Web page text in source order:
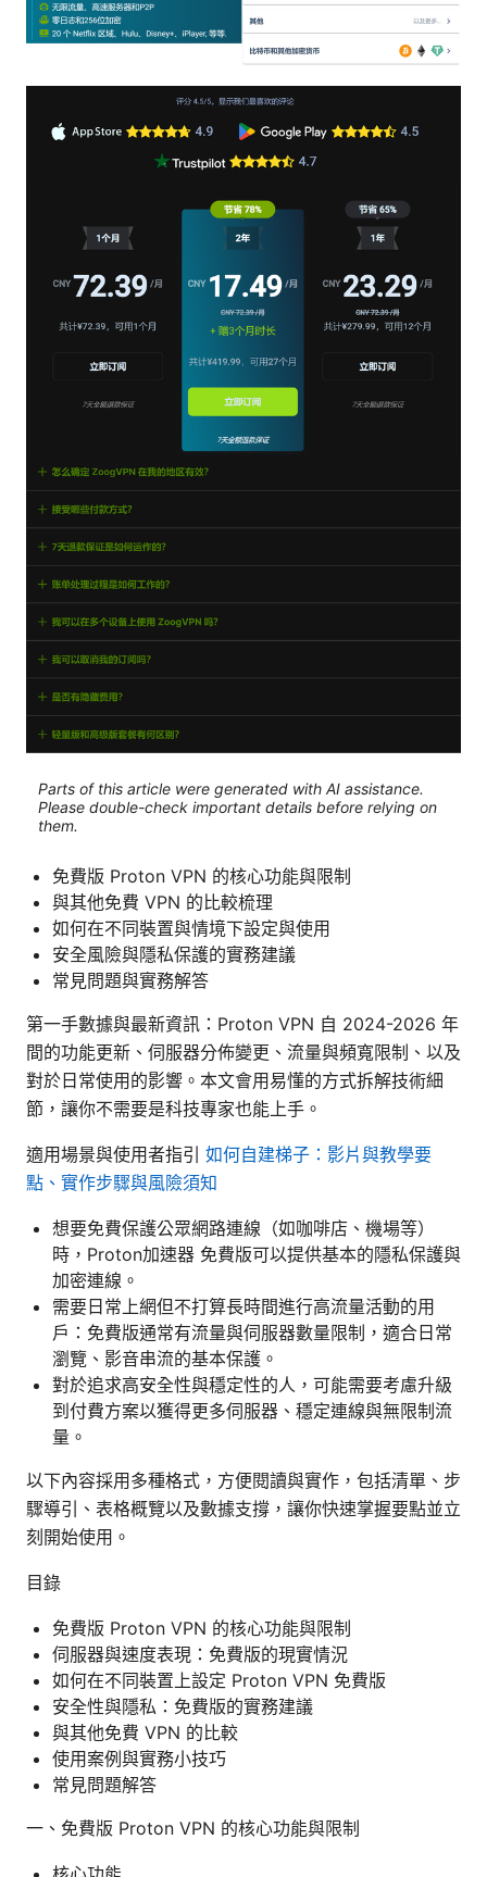
Parts of this article were generated with AI assistance.
Please double-check important details before relying on
them.
免費版 Proton VPN 的核心功能與限制
與其他免費 VPN 的比較梳理
如何在不同裝置與情境下設定與使用
安全風險與隱私保護的實務建議
常見問題與實務解答
第一手數據與最新資訊：Proton VPN 自 2024-2026 年
間的功能更新、伺服器分佈變更、流量與頻寬限制、以及
對於日常使用的影響。本文會用易懂的方式拆解技術細
節，讓你不需要是科技專家也能上手。
適用場景與使用者指引 如何自建梯子：影片與教學要
點、實作步驟與風險須知
想要免費保護公眾網路連線（如咖啡店、機場等）
時，Proton加速器 免費版可以提供基本的隱私保護與
加密連線。
需要日常上網但不打算長時間進行高流量活動的用
戶：免費版通常有流量與伺服器數量限制，適合日常
瀏覽、影音串流的基本保護。
對於追求高安全性與穩定性的人，可能需要考慮升級
到付費方案以獲得更多伺服器、穩定連線與無限制流
量。
以下內容採用多種格式，方便閱讀與實作，包括清單、步
驟導引、表格概覽以及數據支撐，讓你快速掌握要點並立
刻開始使用。
目錄
免費版 Proton VPN 的核心功能與限制
伺服器與速度表現：免費版的現實情況
如何在不同裝置上設定 Proton VPN 免費版
安全性與隱私：免費版的實務建議
與其他免費 VPN 的比較
使用案例與實務小技巧
常見問題解答
一、免費版 Proton VPN 的核心功能與限制